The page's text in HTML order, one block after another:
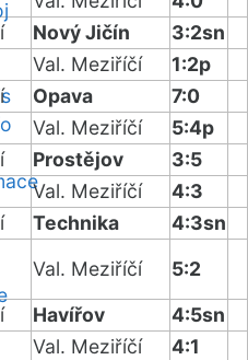
Nový Jičín
3:2sn
Val. Meziříčí
1:2p
Opava
7:0
Val. Meziříčí
5:4p
Prostějov
3:5
Val. Meziříčí
4:3
Technika
4:3sn
Val. Meziříčí
5:2
Havířov
4:5sn
Val. Meziříčí
4:1